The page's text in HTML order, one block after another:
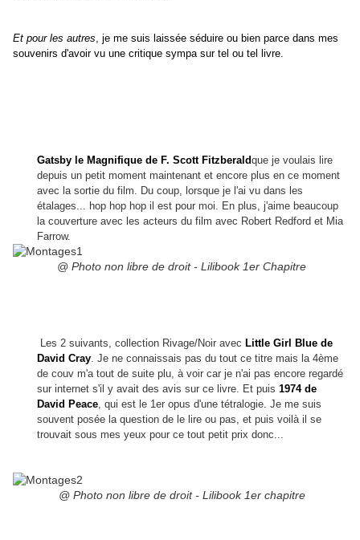
Et pour les autres, je me suis laissée séduire ou bien parce dans mes
souvenirs d'avoir vu une critique sympa sur tel ou tel livre.
Gatsby le Magnifique de F. Scott Fitzberaldque je voulais lire
depuis un petit moment maintenant et encore plus en ce moment
avec la sortie du film. Du coup, lorsque je l'ai vu dans les
étalages... hop hop hop il est pour moi. En plus, j'aime beaucoup
la couverture avec les acteurs du film avec Robert Redford et Mia
Farrow.
@ Photo non libre de droit - Lilibook 1er Chapitre
Les 2 suivants, collection Rivage/Noir avec Little Girl Blue de
David Cray. Je ne connaissais pas du tout ce titre mais la 4ème
de couv m'a tout de suite plu, à voir car je n'ai pas encore regardé
sur internet s'il y avait des avis sur ce livre. Et puis 1974 de
David Peace, qui est le 1er opus d'une tétralogie. Je me suis
souvent posée la question de le lire ou pas, et puis voilà il se
trouvait sous mes yeux pour ce tout petit prix donc...
@ Photo non libre de droit - Lilibook 1er chapitre